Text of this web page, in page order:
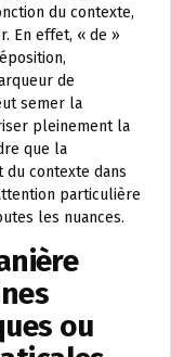
du contexte,
En effet, « de »
de
semer la
pleinement la
que la
du contexte dans
particulière
les nuances.
ou